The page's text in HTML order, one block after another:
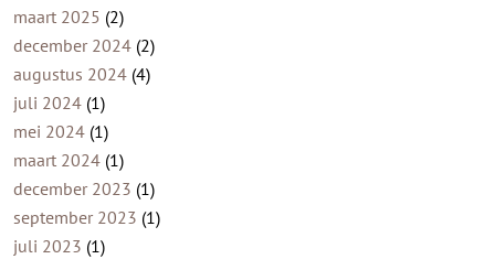
maart 2025 (2)
december 2024(2)
augustus 2024(4)
juli 2024(1)
mei 2024(1)
maart 2024(1)
december 2023 (1)
september 2023 (1)
juli 2023 (1)